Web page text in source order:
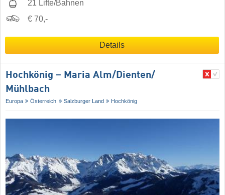
21 Lifte/Bahnen
€ 70,-
Details
Hochkönig – Maria Alm/​Dienten/​
Mühlbach
Europa Österreich Salzburger Land Hochkönig